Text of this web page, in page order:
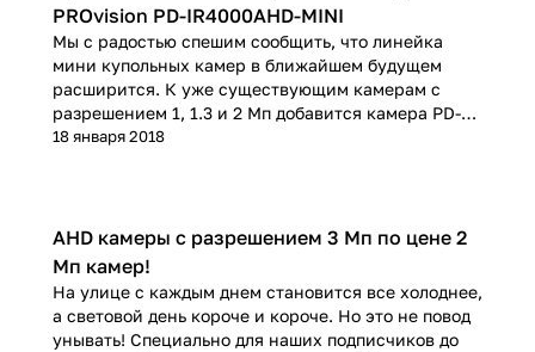
PROvision PD-IR4000AHD-MINI
Мы с радостью спешим сообщить, что линейка
мини купольных камер в ближайшем будущем
расширится. К уже существующим камерам с
разрешением 1, 1.3 и 2 Мп добавится камера PD-
IR4000AHD-MINI с разрешением 4Мп.
18 января 2018
AHD камеры с разрешением 3 Мп по цене 2
Мп камер!
На улице с каждым днем становится все холоднее,
а световой день короче и короче. Но это не повод
унывать! Специально для наших подписчиков до